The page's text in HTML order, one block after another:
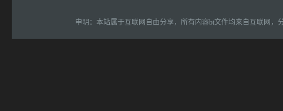
申明：本站属于互联网自由分享，所有内容bt文件均来自互联网